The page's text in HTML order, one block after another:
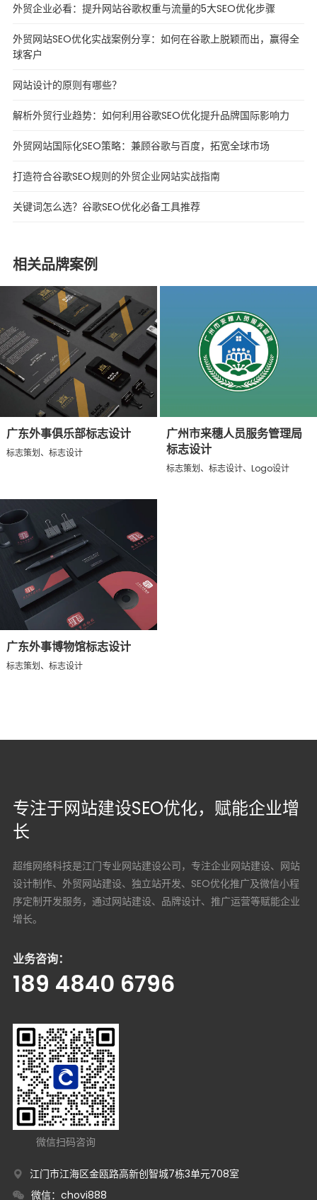
外贸企业必看：提升网站谷歌权重与流量的5大SEO优化步骤
外贸网站SEO优化实战案例分享：如何在谷歌上脱颖而出，赢得全
球客户
网站设计的原则有哪些？
解析外贸行业趋势：如何利用谷歌SEO优化提升品牌国际影响力
外贸网站国际化SEO策略：兼顾谷歌与百度，拓宽全球市场
打造符合谷歌SEO规则的外贸企业网站实战指南
关键词怎么选？谷歌SEO优化必备工具推荐
相关品牌案例
广东外事俱乐部标志设计
标志策划、标志设计
广州市来穗人员服务管理局
标志设计
标志策划、标志设计、Logo设计
广东外事博物馆标志设计
标志策划、标志设计
专注于网站建设SEO优化，赋能企业增
长
超维网络科技是江门专业网站建设公司，专注企业网站建设、网站
设计制作、外贸网站建设、独立站开发、SEO优化推广及微信小程
序定制开发服务，通过网站建设、品牌设计、推广运营等赋能企业
增长。
业务咨询：
189 4840 6796
微信扫码咨询
江门市江海区金瓯路高新创智城7栋3单元708室
微信：chovi888